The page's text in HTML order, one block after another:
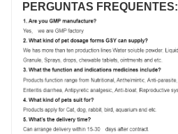
PERGUNTAS FREQUENTES: